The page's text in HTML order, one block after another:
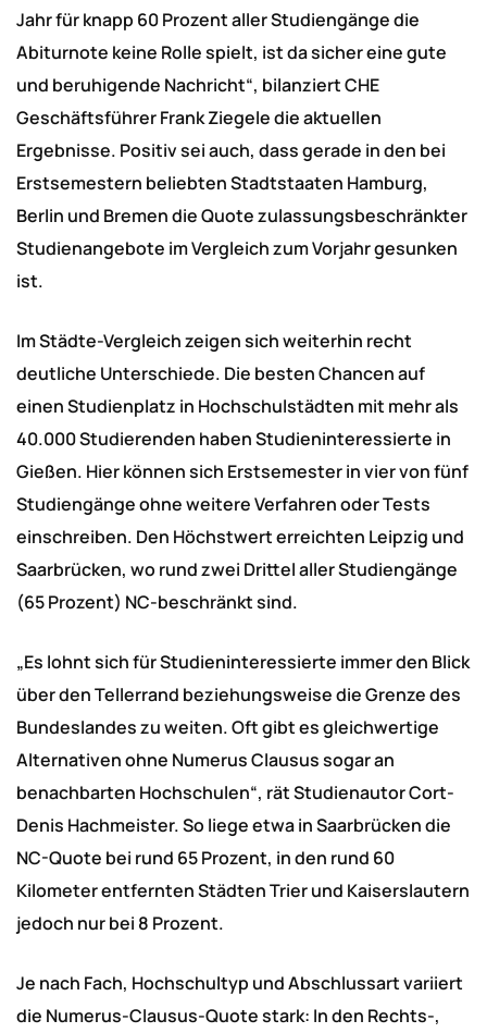
Jahr für knapp 60 Prozent aller Studiengänge die
Abiturnote keine Rolle spielt, ist da sicher eine gute
und beruhigende Nachricht“, bilanziert CHE
Geschäftsführer Frank Ziegele die aktuellen
Ergebnisse. Positiv sei auch, dass gerade in den bei
Erstsemestern beliebten Stadtstaaten Hamburg,
Berlin und Bremen die Quote zulassungsbeschränkter
Studienangebote im Vergleich zum Vorjahr gesunken
ist.
Im Städte-Vergleich zeigen sich weiterhin recht
deutliche Unterschiede. Die besten Chancen auf
einen Studienplatz in Hochschulstädten mit mehr als
40.000 Studierenden haben Studieninteressierte in
Gießen. Hier können sich Erstsemester in vier von fünf
Studiengänge ohne weitere Verfahren oder Tests
einschreiben. Den Höchstwert erreichten Leipzig und
Saarbrücken, wo rund zwei Drittel aller Studiengänge
(65 Prozent) NC-beschränkt sind.
„Es lohnt sich für Studieninteressierte immer den Blick
über den Tellerrand beziehungsweise die Grenze des
Bundeslandes zu weiten. Oft gibt es gleichwertige
Alternativen ohne Numerus Clausus sogar an
benachbarten Hochschulen“, rät Studienautor Cort-
Denis Hachmeister. So liege etwa in Saarbrücken die
NC-Quote bei rund 65 Prozent, in den rund 60
Kilometer entfernten Städten Trier und Kaiserslautern
jedoch nur bei 8 Prozent.
Je nach Fach, Hochschultyp und Abschlussart variiert
die Numerus-Clausus-Quote stark: In den Rechts-,